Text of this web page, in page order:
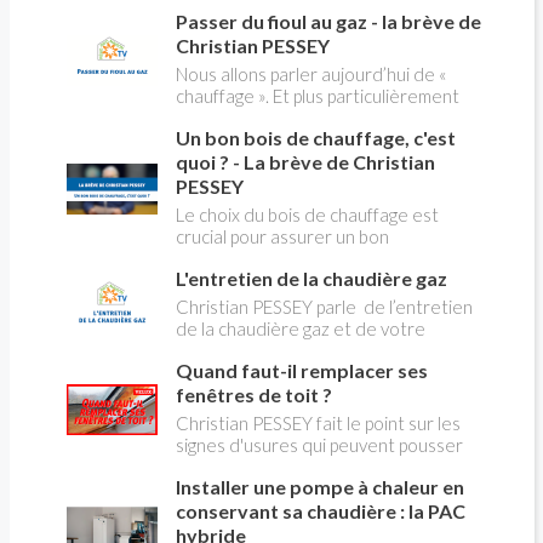
creuses" qui concerne près de 15
millions de Français !
panique, on fait le point dans notre
flash news n°3 spéciale Amiante et
ses dangers avec Christian Pessey
Passer du fioul au gaz - la brève de
Christian PESSEY
Nous allons parler aujourd’hui de «
chauffage ». Et plus particulièrement
aborder l’abandon du fioul au profit du
gaz.
Un bon bois de chauffage, c'est
quoi ? - La brève de Christian
PESSEY
Le choix du bois de chauffage est
crucial pour assurer un bon
l'impact environnemental. Mais
comment reconnaître un bois de
qualité ? Plusieurs critères entrent en
jeu : le type d'essence, le taux
d'humidité, la densité et la saison de
coupe.
L'entretien de la chaudière gaz
Christian PESSEY parle de l’entretien
de la chaudière gaz et de votre
avez un système par radiateurs ou un
plancher chauffant, qui sont alimentés
par une chaudière au gaz, vous devez
faire entretenir celle-ci une fois par
an, que vous soyez locataire ou
propriétaire occupant. C’est la même
chose pour un chauffe-bains au gaz.
C’est une obligation légale. Si vous ne
Quand faut-il remplacer ses
fenêtres de toit ?
Christian PESSEY fait le point sur les
signes d'usures qui peuvent pousser
toit. En remplaçant vos fenêtre de toit
vous ferez des économies de
chauffage et vous améliorerez le
Installer une pompe à chaleur en
conservant sa chaudière : la PAC
hybride